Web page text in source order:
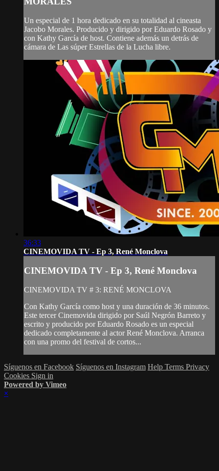
Un especial de 1 hora dedicado en su totalidad al cineasta
Jacobo Morales. Producido y dirigido por Eduardo Rosado y
con Kathy García de host. Contiene además un detrás de
cámara de Las súper Estrellas de la Lucha libre.
36:33
CINEMOVIDA TV - Ep 3, René Monclova
CINEMOVIDA TV - Ep 3, René Monclova
CINEMOVIDA TV # 3: RENÉ MONCLOVA
Con Kathy García como host y una duración de 36 minutos.
Este tercer Cinemovida dirigido por Saúl Negrón Barreto y
escrito y producido por Eduardo Rosado es un especial
dedicado completamente al actor René Monclova. Arranca
con una promo del festival de cortos...
Síguenos en Facebook Síguenos en Instagram Help Terms Privacy
Cookies Sign in
Powered by Vimeo
×